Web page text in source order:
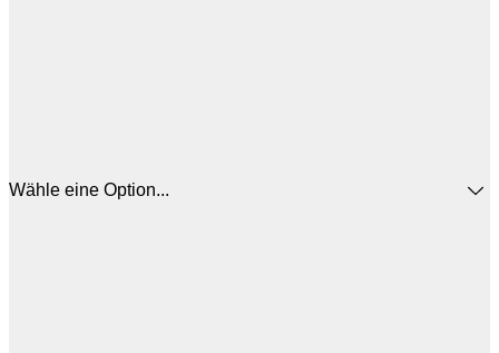
Wähle eine Option...